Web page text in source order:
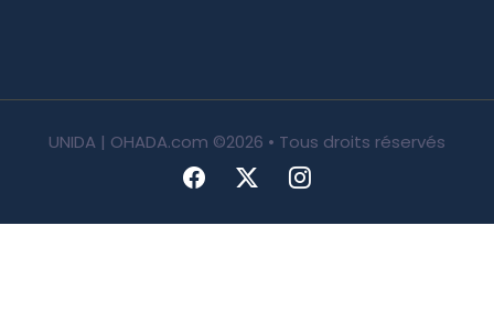
UNIDA | OHADA.com ©2026 • Tous droits réservés